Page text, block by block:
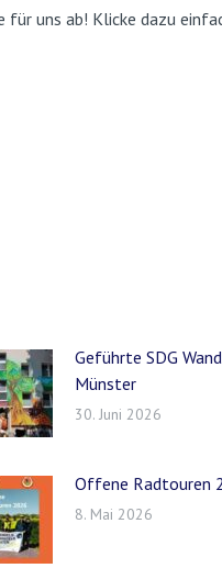
uns ab! Klicke dazu
Geführte SDG
Münster
30. Juni 2026
Offene Radtouren
8. Mai 2026